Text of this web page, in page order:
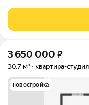
3 650 000 ₽
30,7 м² квартира-студия
новостройка